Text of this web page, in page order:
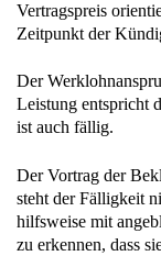
Vertragspreis
Zeitpunkt der
Der
Leistung entspricht
ist auch fällig.
Der Vortrag der
steht der Fälligkeit
hilfsweise mit
zu erkennen, dass